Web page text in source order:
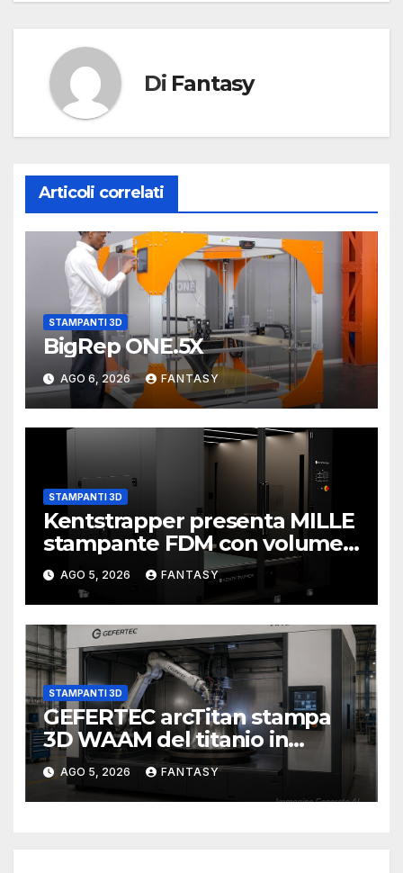
Di Fantasy
Articoli correlati
STAMPANTI 3D
BigRep ONE.5X
AGO 6, 2026 FANTASY
STAMPANTI 3D
Kentstrapper presenta MILLE
stampante FDM con volume
di stampa da un metro cubo
AGO 5, 2026 FANTASY
STAMPANTI 3D
GEFERTEC arcTitan stampa
3D WAAM del titanio in
camera inerte
AGO 5, 2026 FANTASY